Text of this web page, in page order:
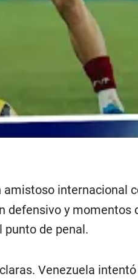
internacional
defensivo y momentos
punto de penal.
Venezuela